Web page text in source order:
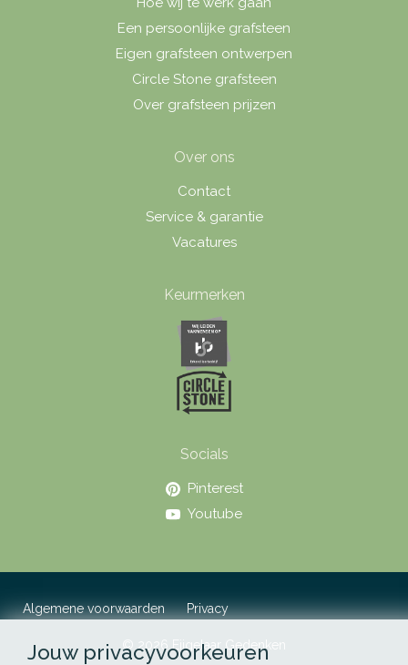
Een persoonlijke grafsteen
Eigen grafsteen ontwerpen
Circle Stone grafsteen
Over grafsteen prijzen
Over ons
Contact
Service & garantie
Vacatures
Keurmerken
Socials
Pinterest
Youtube
Algemene voorwaarden Privacy
© 2026 Eijgelaar Gedenken
Jouw privacyvoorkeuren